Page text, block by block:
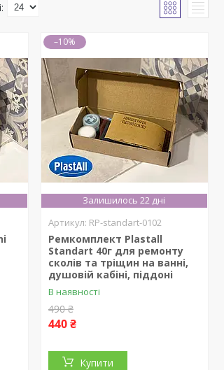
–10%
Залишилось 22 дні
RP-standart-0102
Ремкомплект Plastall
Standart 40г для ремонту
сколів та тріщин на ванні,
душовій кабіні, піддоні
В наявності
490 ₴
440 ₴
Купити